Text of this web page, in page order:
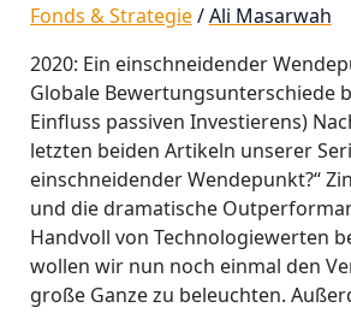
Fonds & Strategie/Ali Masarwah
2020: Ein einschneidender
Globale Bewertungsunterschiede
Einfluss passiven Investierens)
letzten beiden Artikeln unserer
einschneidender Wendepunkt?“
und die dramatische
Handvoll von Technologiewerten
wollen wir nun noch einmal den
große Ganze zu beleuchten.